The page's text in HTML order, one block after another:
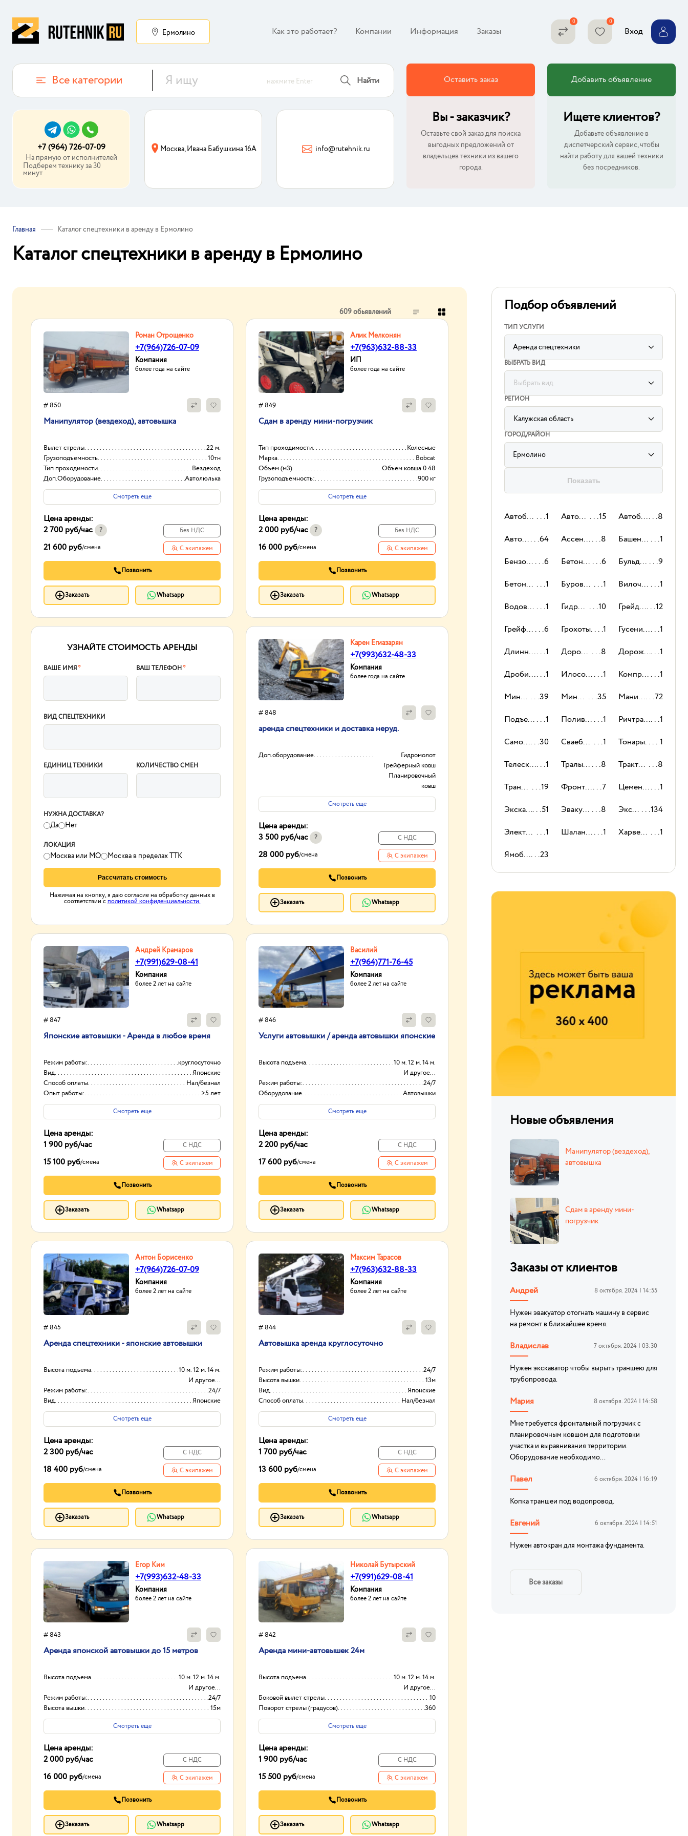
Ермолино Как это работает? Компании Информация Заказы Вход
Все категории нажмите Enter Найти
+7 (964) 726-07-09
На прямую от исполнителей
Подберем технику за 30
минут
Москва, Ивана Бабушкина 16А info@rutehnik.ru
Оставить заказ
Вы - заказчик?
Оставьте свой заказ для поиска
выгодных предложений от
владельцев техники из вашего
города.
Добавить объявление
Ищете клиентов?
Добавьте объявление в
диспетчерский сервис, чтобы
найти работу для вашей техники
без посредников.
Главная Каталог спецтехники в аренду в Ермолино
Каталог спецтехники в аренду в Ермолино
609 обьявлений
Роман Отрощенко
+7(964)726-07-09
Компания
более года на сайте
# 850
Манипулятор (вездеход), автовышка
Вылет стрелы
22 м.
Грузоподъемность
10тн
Тип проходимости
Вездеход
Доп.Оборудование
Автолюлька
Смотреть еще
Цена аренды:
2 700 руб/час ?
21 600 руб/смена
Без НДС
С экипажем
Позвонить
Заказать Whatsapp
Алик Мелконян
+7(963)632-88-33
ИП
более года на сайте
# 849
Сдам в аренду мини-погрузчик
Тип проходимости
Колесные
Марка
Bobcat
Объем (м3)
Объем ковша 0.48
Грузоподъемность:
900 кг
Смотреть еще
Цена аренды:
2 000 руб/час ?
16 000 руб/смена
Без НДС
С экипажем
Позвонить
Заказать Whatsapp
УЗНАЙТЕ СТОИМОСТЬ АРЕНДЫ
ВАШЕ ИМЯ* ВАШ ТЕЛЕФОН*
ВИД СПЕЦТЕХНИКИ
ЕДИНИЦ ТЕХНИКИ КОЛИЧЕСТВО СМЕН
НУЖНА ДОСТАВКА?
Да Нет
ЛОКАЦИЯ
Москва или МО Москва в пределах ТТК
Рассчитать стоимость
Нажимая на кнопку, я даю согласие на обработку данных в
соответствии сполитикой конфиденциальности.
Карен Егиазарян
+7(993)632-48-33
Компания
более года на сайте
# 848
аренда спецтехники и доставка неруд.
Доп.оборудование
Гидромолот
Грейферный ковш
Планировочный
ковш
И другое...
И другое...
20лет
Способ оплаты
нал/без нал с ндс и
без
Смотреть еще
Цена аренды:
3 500 руб/час ?
28 000 руб/смена
С НДС
С экипажем
Позвонить
Заказать Whatsapp
Андрей Крамаров
+7(991)629-08-41
Компания
более 2 лет на сайте
# 847
Японские автовышки - Аренда в любое время
Режим работы:
круглосуточно
Вид
Японские
Способ оплаты
Нал/безнал
Опыт работы:
>5 лет
Смотреть еще
Цена аренды:
1 900 руб/час
15 100 руб/смена
С НДС
С экипажем
Позвонить
Заказать Whatsapp
Василий
+7(964)771-76-45
Компания
более 2 лет на сайте
# 846
Услуги автовышки / аренда автовышки японские
Высота подъема
10 м. 12 м. 14 м.
И другое...
Режим работы:
24/7
Оборудование
Автовышки
Вид
Японские
Смотреть еще
Цена аренды:
2 200 руб/час
17 600 руб/смена
С НДС
С экипажем
Позвонить
Заказать Whatsapp
Антон Борисенко
+7(964)726-07-09
Компания
более 2 лет на сайте
# 845
Аренда спецтехники - японские автовышки
Высота подъема
10 м. 12 м. 14 м.
И другое...
Режим работы:
24/7
Вид
Японские
Способ оплаты
Нал/безнал
Смотреть еще
Цена аренды:
2 300 руб/час
18 400 руб/смена
С НДС
С экипажем
Позвонить
Заказать Whatsapp
Максим Тарасов
+7(963)632-88-33
Компания
более 2 лет на сайте
# 844
Автовышка аренда круглосуточно
Режим работы:
24/7
Высота вышки
13м
Вид
Японские
Способ оплаты
Нал/безнал
Смотреть еще
Цена аренды:
1 700 руб/час
13 600 руб/смена
С НДС
С экипажем
Позвонить
Заказать Whatsapp
Егор Ким
+7(993)632-48-33
Компания
более 2 лет на сайте
# 843
Аpенда японской aвтовышки дo 15 метрoв
Высота подъема
10 м. 12 м. 14 м.
И другое...
Режим работы:
24/7
Высота вышки
15м
Вид
Японские
Смотреть еще
Цена аренды:
2 000 руб/час
16 000 руб/смена
С НДС
С экипажем
Позвонить
Заказать Whatsapp
Николай Бутырский
+7(991)629-08-41
Компания
более 2 лет на сайте
# 842
Аренда мини-автовышек 24м
Высота подъема
10 м. 12 м. 14 м.
И другое...
Боковой вылет стрелы
10
Поворот стрелы (градусов)
360
Грузоподьемность корзины:
250
Смотреть еще
Цена аренды:
1 900 руб/час
15 500 руб/смена
С НДС
С экипажем
Позвонить
Заказать Whatsapp
Подбор объявлений
ТИП УСЛУГИ
Аренда спецтехники
ВЫБРАТЬ ВИД
Выбрать вид
label
for
sorting
input
РЕГИОН
Калужская область
label
for
sorting
input
ГОРОД/РАЙОН
Ермолино
Показать
Автобетоносмесители 1 Автокраны 15 Автобетононасосы
8
Автовышки
64 Ассенизаторы 8 Башенные краны
1
Бензовозы
6 Бетоновозы 6 Бульдозеры
9
Бетоноукладчики
1 Буровые установки 1 Вилочные погрузчики
1
Водовозы
1 Гидромолоты 10 Грейдеры
12
Грейферы
6 Грохоты 1 Гусеничные краны
1
Длинномеры
1 Дорожные катки 8 Дорожные фрезы
1
Дробилки
1 Илососы 1 Компрессоры
1
Мини-погрузчики
39 Мини-экскаваторы 35 Манипуляторы
72
Подъемники
1 Поливомоечные машины 1 Ричтраки
1
Самосвалы
30 Сваебойные машины 1 Тонары
1
Телескопические погрузчики
1 Тралы и низкорамные платформы 8 Тракторы
8
Траншеекопатели
19 Фронтальный погрузчик 7 Цементовозы
1
Экскаваторы-погрузчики
51 Эвакуаторы 8 Экскаваторы
134
Электропогрузчики
1 Шаланды 1 Харвестеры
1
Ямобуры
23
Новые объявления
Манипулятор (вездеход),
автовышка
Сдам в аренду мини-
погрузчик
Заказы от клиентов
Андрей 8 октября. 2024 | 14:55
Нужен эвакуатор отогнать машину в сервис
на ремонт в ближайшее время.
Владислав 7 октября. 2024 | 03:30
Нужен экскаватор чтобы вырыть траншею для
трубопровода.
Мария 8 октября. 2024 | 14:58
Мне требуется фронтальный погрузчик с
планировочным ковшом для подготовки
участка и выравнивания территории.
Оборудование необходимо...
Павел 6 октября. 2024 | 16:19
Копка траншеи под водопровод.
Евгений 6 октября. 2024 | 14:51
Нужен автокран для монтажа фундамента.
Все заказы